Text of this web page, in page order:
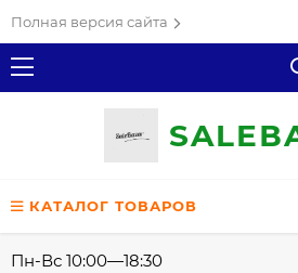
Полная версия сайта
SALE
КАТАЛОГ ТОВАРОВ
Пн-Вс 10:00—18:30